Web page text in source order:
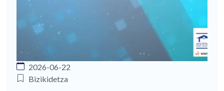
2026-06-22
Bizikidetza